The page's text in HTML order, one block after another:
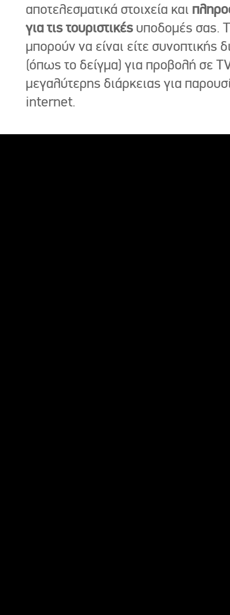
αποτελεσματικά στοιχεία και
για τις τουριστικές υποδομές σας.
μπορούν να είναι είτε συνοπτικής
(όπως το δείγμα) για προβολή σε
μεγαλύτερης διάρκειας για
internet.